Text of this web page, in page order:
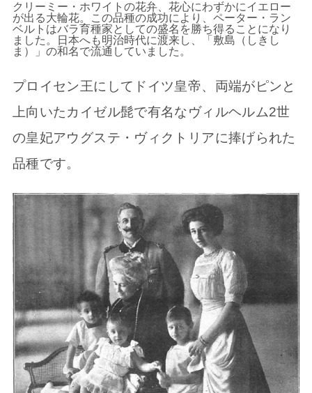
クリーミー・ホワイトの花弁、花心にわずかにイエロー
が出る大輪花。この品種の成功により、ペーター・ラン
ベルトはバラ育種家としての盛名を勝ち得ることになり
ました。日本へも明治時代に渡来し、「敷島（しきし
ま）」の和名で流通していました。
プロイセン王にしてドイツ皇帝、両端がピンと
上向いたカイゼル髭で有名なヴィルヘルム2世
の皇妃アウグステ・ヴィクトリアに捧げられた
品種です。